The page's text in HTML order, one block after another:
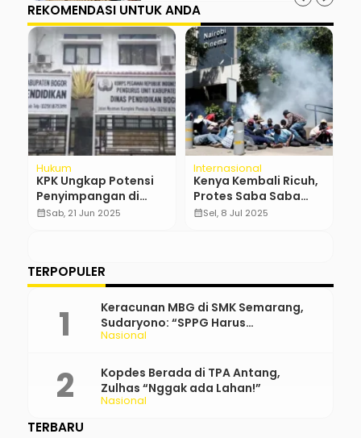
REKOMENDASI UNTUK ANDA
Hukum
KPK Ungkap Potensi
Penyimpangan di
Dinas Pendidikan
calendar_monthSab, 21 Jun 2025
Internasional
Kenya Kembali Ricuh,
Protes Saba Saba
Tewaskan 11 Orang
calendar_monthSel, 8 Jul 2025
TERPOPULER
Nasional
Keracunan MBG di SMK Semarang,
Sudaryono: “SPPG Harus
Bertanggung Jawab!”
Nasional
Kopdes Berada di TPA Antang,
Zulhas “Nggak ada Lahan!”
TERBARU